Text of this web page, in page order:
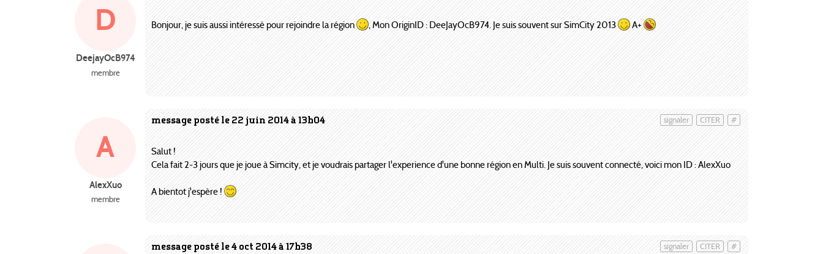
D
DeejayOcB974
membre
Bonjour, je suis aussi intéressé pour rejoindre la région , Mon OriginID : DeeJayOcB974. Je suis souvent sur SimCity 2013 A+
message posté le 22 juin 2014 à 13h04 #
CITER
signaler
A
AlexXuo
membre
Salut !
Cela fait 2-3 jours que je joue à Simcity, et je voudrais partager l'experience d'une bonne région en Multi. Je suis souvent connecté, voici mon ID : AlexXuo
A bientot j'espère !
message posté le 4 oct 2014 à 17h38 #
CITER
signaler